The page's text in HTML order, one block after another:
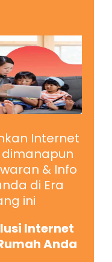
Internet
& Info
di Era
ini
Internet
Anda